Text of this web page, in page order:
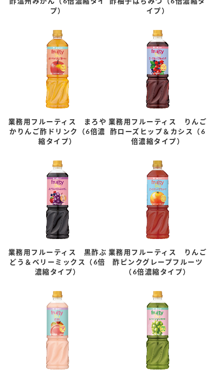
プ）
イプ）
業務用フルーティス まろや
かりんご酢ドリンク（6倍濃
縮タイプ）
業務用フルーティス りんご
酢ローズヒップ＆カシス（6
倍濃縮タイプ）
業務用フルーティス 黒酢ぶ
どう＆ベリーミックス（6倍
濃縮タイプ）
業務用フルーティス りんご
酢ピンクグレープフルーツ
（6倍濃縮タイプ）